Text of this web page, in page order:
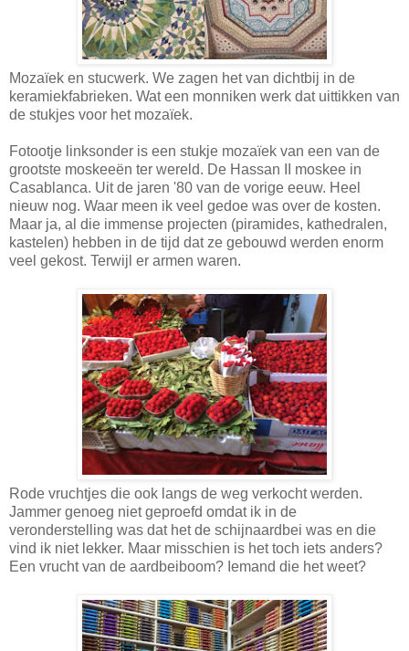
Mozaïek en stucwerk. We zagen het van dichtbij in de
keramiekfabrieken. Wat een monniken werk dat uittikken van
de stukjes voor het mozaïek.
Fotootje linksonder is een stukje mozaïek van een van de
grootste moskeeën ter wereld. De Hassan II moskee in
Casablanca. Uit de jaren '80 van de vorige eeuw. Heel
nieuw nog. Waar meen ik veel gedoe was over de kosten.
Maar ja, al die immense projecten (piramides, kathedralen,
kastelen) hebben in de tijd dat ze gebouwd werden enorm
veel gekost. Terwijl er armen waren.
Rode vruchtjes die ook langs de weg verkocht werden.
Jammer genoeg niet geproefd omdat ik in de
veronderstelling was dat het de schijnaardbei was en die
vind ik niet lekker. Maar misschien is het toch iets anders?
Een vrucht van de aardbeiboom? Iemand die het weet?